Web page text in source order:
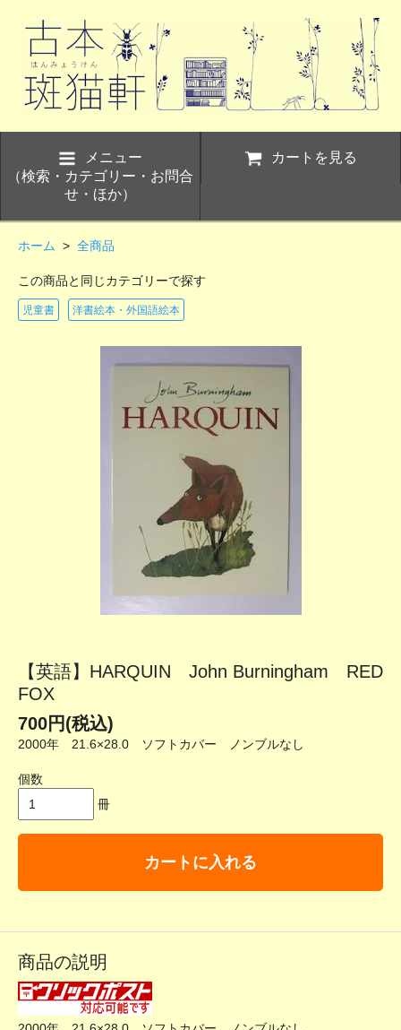
メニュー
（検索・カテゴリー・お問合
せ・ほか）
カートを見る
ホーム > 全商品
この商品と同じカテゴリーで探す
児童書 洋書絵本・外国語絵本
【英語】HARQUIN John Burningham RED
FOX
700円(税込)
2000年 21.6×28.0 ソフトカバー ノンブルなし
個数
冊
カートに入れる
商品の説明